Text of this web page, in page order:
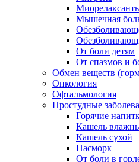
Мышечная
От боли детям
От спазмов и
Обмен веществ
Онкология
Офтальмология
Простудные
Горячие
Кашель
Кашель сухой
Насморк
От боли в